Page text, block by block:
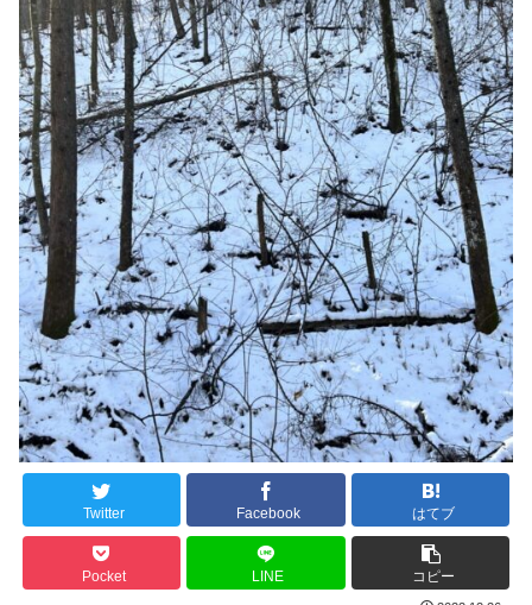
Twitter Facebook はてブ
Pocket LINE コピー